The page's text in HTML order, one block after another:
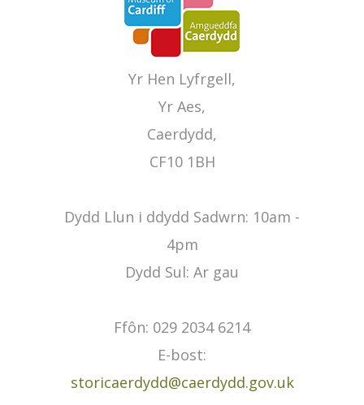
Yr Hen Lyfrgell,
Yr Aes,
Caerdydd,
CF10 1BH
Dydd Llun i ddydd Sadwrn: 10am -
4pm
Dydd Sul: Ar gau
Ffôn: 029 2034 6214
E-bost:
storicaerdydd@caerdydd.gov.uk